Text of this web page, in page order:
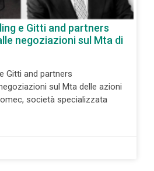
e Gitti and partners
negoziazioni sul Mta di
Gitti and partners
sul Mta delle azioni
società specializzata